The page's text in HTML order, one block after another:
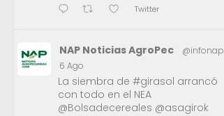
Twitter
NAP Noticias AgroPec @infonap
6 Ago
La siembra de #girasol arrancó
con todo en el NEA
@Bolsadecereales @asagirok